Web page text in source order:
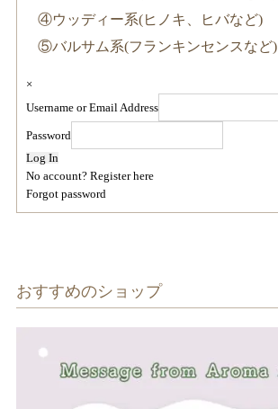
④ウッディー系(ヒノキ、ヒバなど)
⑤バルサム系(フランキンセンスなど)
×
Username or Email Address
Password
Log In
No account? Register here
Forgot password
おすすめのショップ